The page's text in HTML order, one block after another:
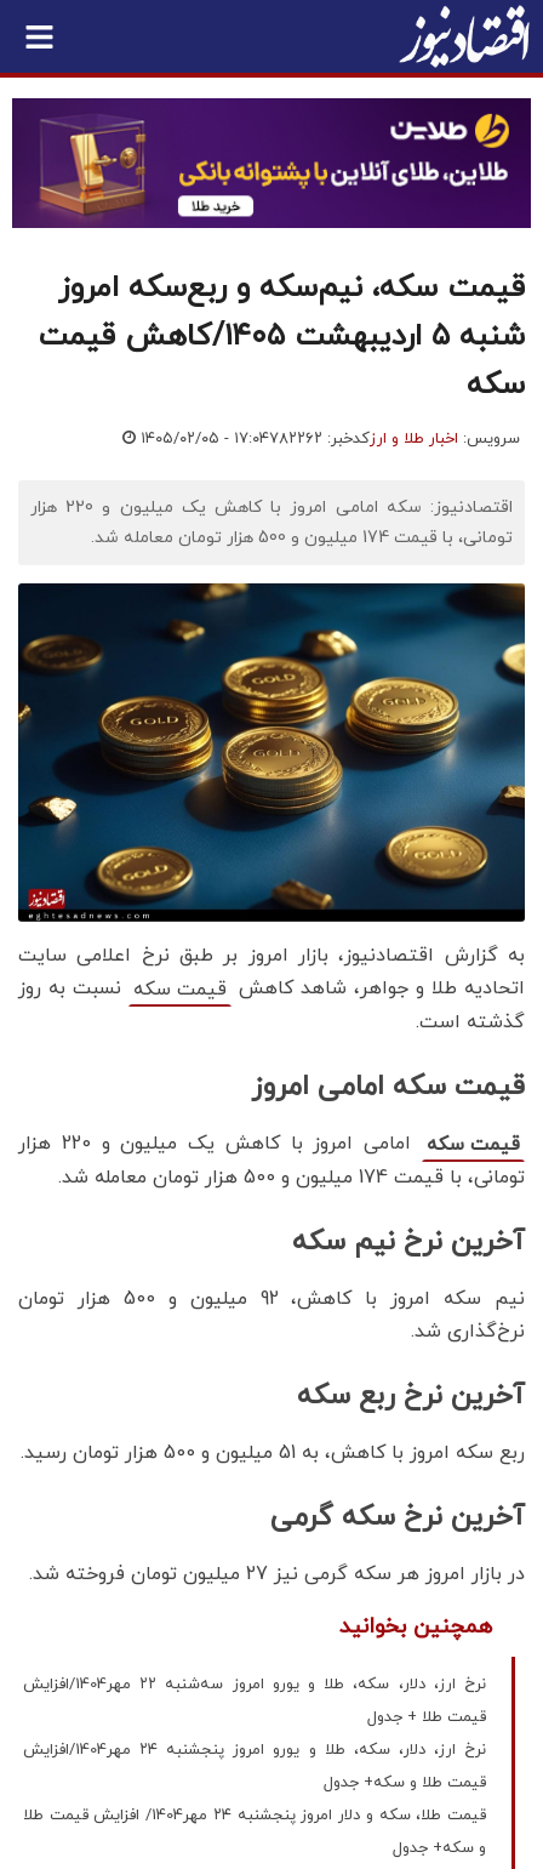
قیمت سکه، نیم‌سکه و ربع‌سکه امروز
شنبه ۵ اردیبهشت ۱۴۰۵/کاهش قیمت
سکه
سرویس: اخبار طلا و ارزکدخبر: ۷۸۲۲۶۲ ۱۴۰۵/۰۲/۰۵ - ۱۷:۰۴
اقتصادنیوز: سکه امامی امروز با کاهش یک میلیون و 220 هزار
تومانی، با قیمت 174 میلیون و 500 هزار تومان معامله شد.
به گزارش اقتصادنیوز، بازار امروز بر طبق نرخ اعلامی سایت
اتحادیه طلا و جواهر، شاهد کاهش قیمت‌‌‌‌ سکه نسبت به روز
گذشته است.
قیمت سکه امامی امروز
قیمت سکه
امامی امروز با کاهش یک میلیون و 220 هزار
تومانی، با قیمت 174 میلیون و 500 هزار تومان معامله شد.
آخرین نرخ نیم سکه
نیم سکه امروز با کاهش، 92 میلیون و 500 هزار تومان
نرخ‌گذاری شد.
آخرین نرخ ربع سکه
ربع سکه امروز با کاهش، به 51 میلیون و 500 هزار تومان رسید.
آخرین نرخ سکه گرمی
در بازار امروز هر سکه گرمی نیز 27 میلیون تومان فروخته شد.
همچنین بخوانید
نرخ ارز، دلار، سکه، طلا و یورو امروز سه‌شنبه ۲۲ مهر1404/افزایش
قیمت طلا + جدول
نرخ ارز، دلار، سکه، طلا و یورو امروز پنجشنبه ۲۴ مهر1404/افزایش
قیمت طلا و سکه+ جدول
قیمت طلا، سکه و دلار امروز پنجشنبه ۲۴ مهر1404/ افزایش قیمت‌ طلا
و سکه+ جدول